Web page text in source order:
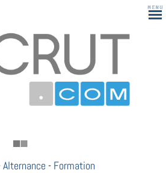
183
Alternance - Formation